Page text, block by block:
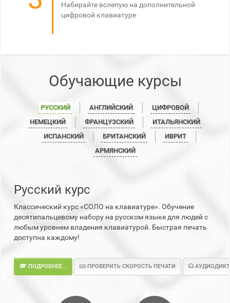
Набирайте вслепую на дополнительной
цифровой клавиатуре
Обучающие курсы
РУССКИЙ АНГЛИЙСКИЙ
ЦИФРОВОЙ
НЕМЕЦКИЙ
ФРАНЦУЗСКИЙ
ИТАЛЬЯНСКИЙ
ИСПАНСКИЙ
БРИТАНСКИЙ
ИВРИТ
АРМЯНСКИЙ
Русский курс
Классический курс «СОЛО на клавиатуре». Обучение
десятипальцевому набору на русском языке для людей с
любым уровнем владения клавиатурой. Быстрая печать
доступна каждому!
ПОДРОБНЕЕ... ПРОВЕРИТЬ СКОРОСТЬ ПЕЧАТИ